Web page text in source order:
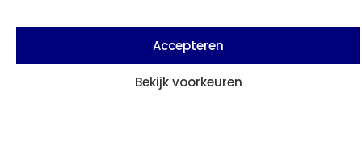
Accepteren
Bekijk voorkeuren
Al meer dan 50 jaar dé specialist uit Delfzijl in verf, coatings en
onderhoud. Kwaliteit en vakmanschap voor elk project, groot
of klein.
Stel uw vraag